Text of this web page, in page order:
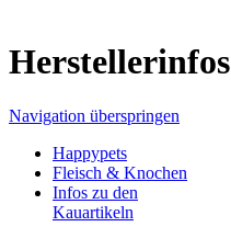
Herstellerinfos
Navigation überspringen
Happypets
Fleisch & Knochen
Infos zu den
Kauartikeln